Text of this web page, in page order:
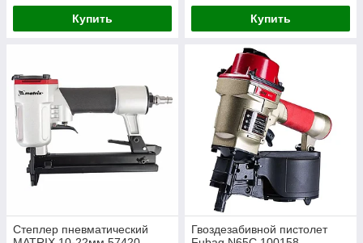
Купить Купить
Степлер пневматический
Гвоздезабивной пистолет